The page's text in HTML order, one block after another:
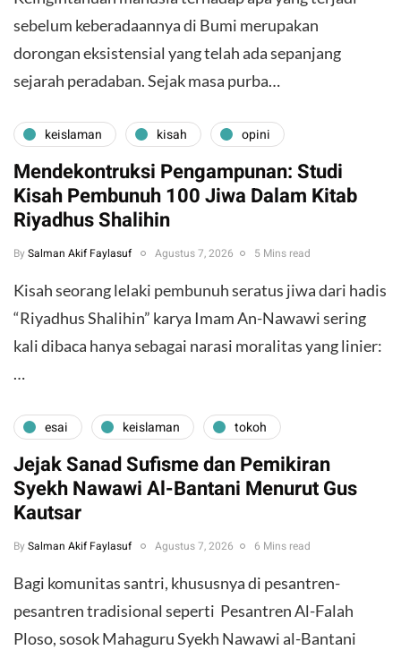
sebelum keberadaannya di Bumi merupakan
dorongan eksistensial yang telah ada sepanjang
sejarah peradaban. Sejak masa purba…
keislaman kisah opini
Mendekontruksi Pengampunan: Studi
Kisah Pembunuh 100 Jiwa Dalam Kitab
Riyadhus Shalihin
By Salman Akif Faylasuf Agustus 7, 2026 5 Mins read
Kisah seorang lelaki pembunuh seratus jiwa dari hadis
“Riyadhus Shalihin” karya Imam An-Nawawi sering
kali dibaca hanya sebagai narasi moralitas yang linier:
…
esai keislaman tokoh
Jejak Sanad Sufisme dan Pemikiran
Syekh Nawawi Al-Bantani Menurut Gus
Kautsar
By Salman Akif Faylasuf Agustus 7, 2026 6 Mins read
Bagi komunitas santri, khususnya di pesantren-
pesantren tradisional seperti Pesantren Al-Falah
Ploso, sosok Mahaguru Syekh Nawawi al-Bantani